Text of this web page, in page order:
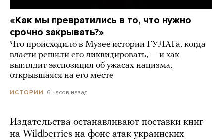
«Как мы превратились в то, что нужно
срочно закрывать?»
Что происходило в Музее истории ГУЛАГа, когда
власти решили его ликвидировать, — и как
выглядит экспозиция об ужасах нацизма,
открывшаяся на его месте
ИСТОРИИ 6 часов назад
Издательства останавливают поставки книг
на Wildberries на фоне атак украинских